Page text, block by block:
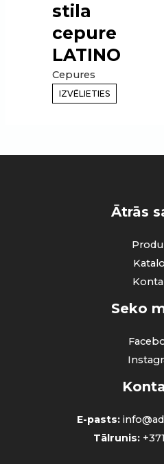
stila
cepure
LATINO
Cepures
IZVĒLIETIES
Ātrās
Seko
E-pasts:
Tālrunis: